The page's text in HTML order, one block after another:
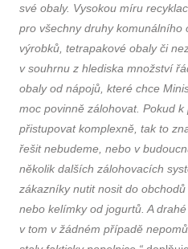
své obaly. Vysokou míru
pro všechny druhy komunálního
výrobků, tetrapakové obaly či
v souhrnu z hlediska množství
obaly od nápojů, které chce
moc povinně zálohovat. Pokud
přistupovat komplexně, tak to
řešit nebudeme, nebo v
několik dalších zálohovacích
zákazníky nutit nosit do
nebo kelímky od jogurtů. A
v tom v žádném případě